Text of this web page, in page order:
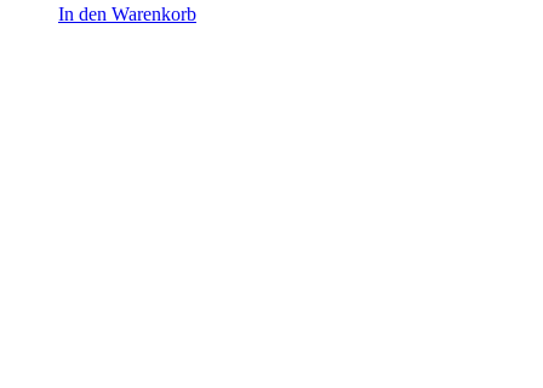
In den Warenkorb